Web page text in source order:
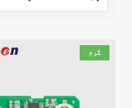
گرم